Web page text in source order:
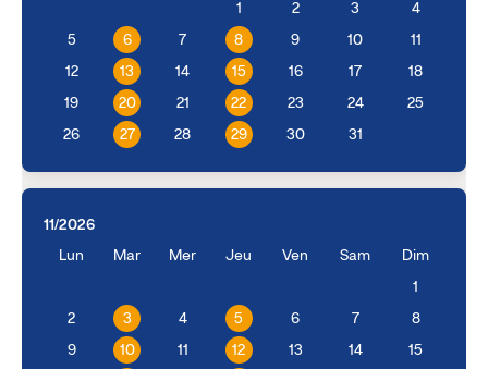
1 2 3 4
5 6 7 8 9 10 11
12 13 14 15 16 17 18
19 20 21 22 23 24 25
26 27 28 29 30 31
11/2026
Lun
Mar Mer Jeu Ven Sam Dim
1
2 3 4 5 6 7 8
9 10 11 12 13 14 15